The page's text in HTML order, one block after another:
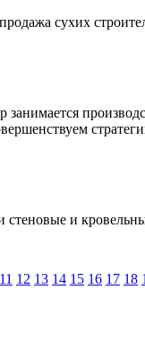
сухих
cтеновые и
11 12 13 14 15 16 17 18